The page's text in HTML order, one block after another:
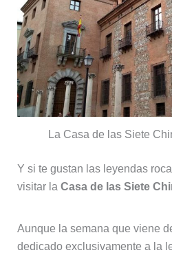
La Casa de las Siete
Y si te gustan las leyendas
visitar la Casa de las Siete
Aunque la semana que viene
dedicado exclusivamente a la